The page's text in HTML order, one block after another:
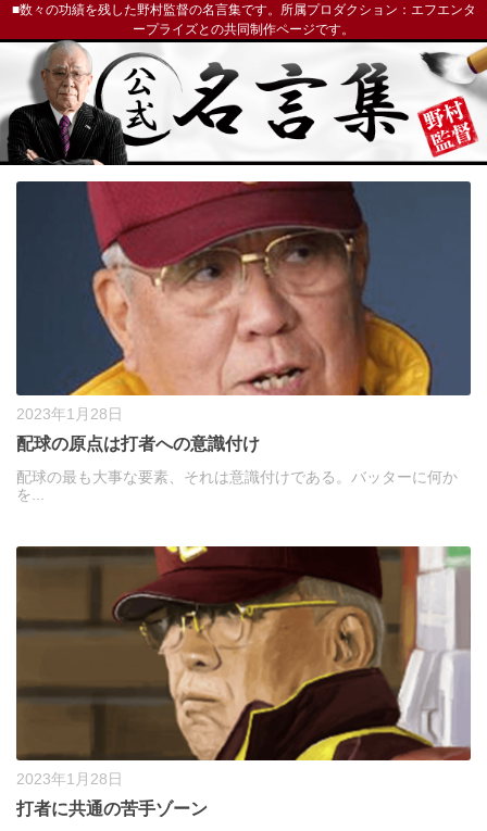
■数々の功績を残した野村監督の名言集です。所属プロダクション：エフエンタ
ープライズとの共同制作ページです。
2023年1月28日
配球の原点は打者への意識付け
配球の最も大事な要素、それは意識付けである。バッターに何か
を...
2023年1月28日
打者に共通の苦手ゾーン